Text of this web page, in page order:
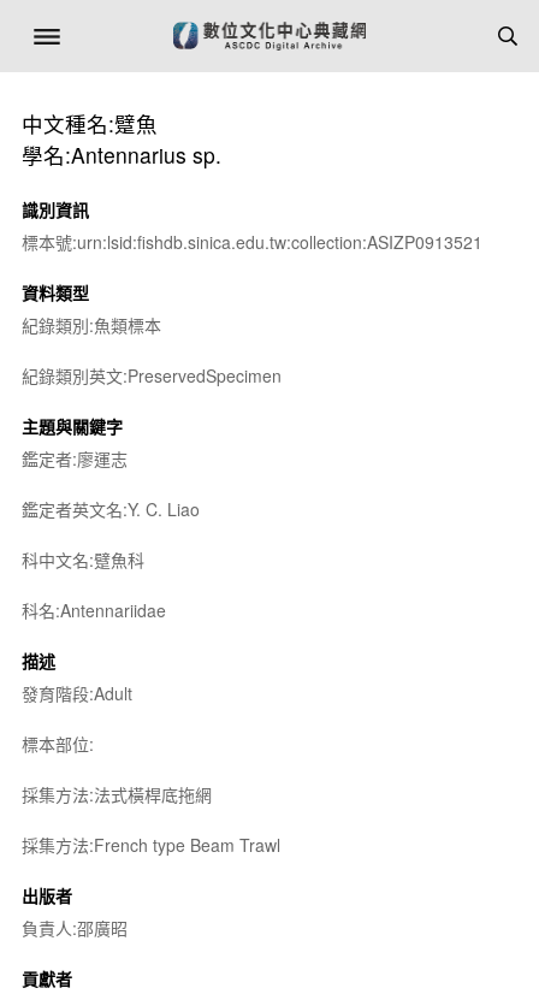
中文種名:躄魚
學名:Antennarius sp.
識別資訊
標本號:urn:lsid:fishdb.sinica.edu.tw:collection:ASIZP0913521
資料類型
紀錄類別:魚類標本
紀錄類別英文:PreservedSpecimen
主題與關鍵字
鑑定者:廖運志
鑑定者英文名:Y. C. Liao
科中文名:躄魚科
科名:Antennariidae
描述
發育階段:Adult
標本部位:
採集方法:法式橫桿底拖網
採集方法:French type Beam Trawl
出版者
負責人:邵廣昭
貢獻者